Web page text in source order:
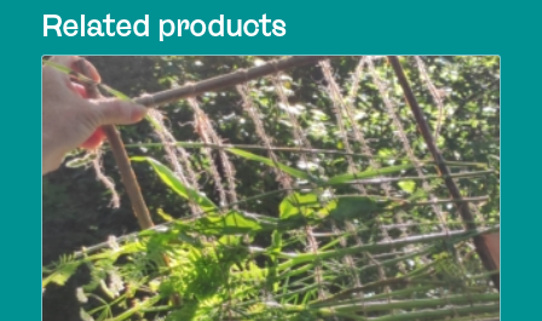
Related products